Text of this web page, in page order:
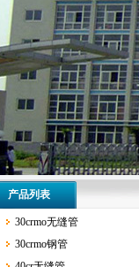
产品列表
30crmo无缝管
30crmo钢管